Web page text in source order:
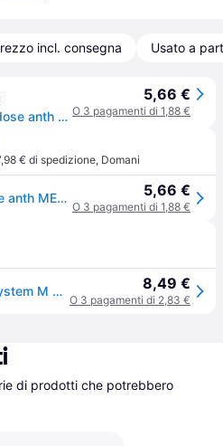
incl. consegna Usato a
Merten SCHUKO-Steckdose anth MEG2301-0414
5,66 €
O 3 pagamenti di 1,88 €
€ di spedizione, Domani
Merten SCHUKO-Steckdose anth MEG2301-0414 5,66 €
O 3 pagamenti di 1,88 €
Merten Presa di corrente System M Antracite MEG2301-0414 1 pz. 8,49 €
O 3 pagamenti di 2,83 €
di prodotti che potrebbero